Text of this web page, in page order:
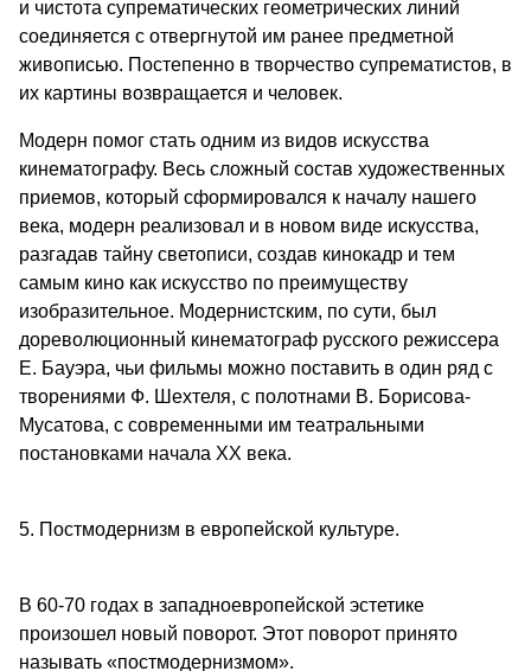
и чистота супрематических геометрических линий
соединяется с отвергнутой им ранее предметной
живописью. Постепенно в творчество супрематистов, в
их картины возвращается и человек.
Модерн помог стать одним из видов искусства
кинематографу. Весь сложный состав художественных
приемов, который сформировался к началу нашего
века, модерн реализовал и в новом виде искусства,
разгадав тайну светописи, создав кинокадр и тем
самым кино как искусство по преимуществу
изобразительное. Модернистским, по сути, был
дореволюционный кинематограф русского режиссера
Е. Бауэра, чьи фильмы можно поставить в один ряд с
творениями Ф. Шехтеля, с полотнами В. Борисова-
Мусатова, с современными им театральными
постановками начала XX века.
5. Постмодернизм в европейской культуре.
В 60-70 годах в западноевропейской эстетике
произошел новый поворот. Этот поворот принято
называть «постмодернизмом».